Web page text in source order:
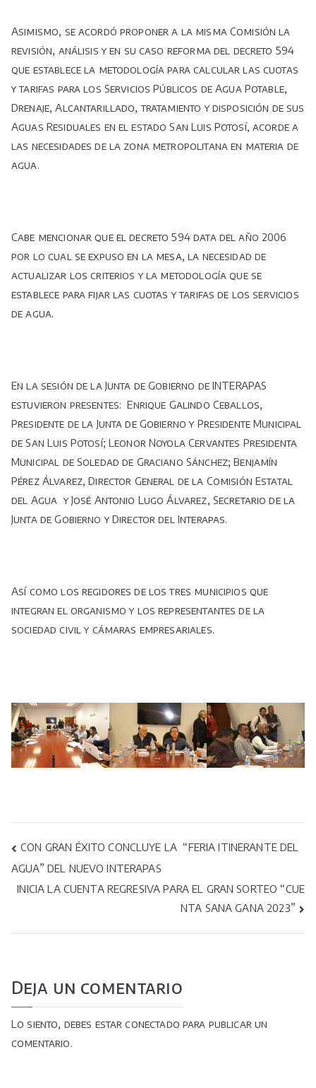
Asimismo, se acordó proponer a la misma Comisión la
revisión, análisis y en su caso reforma del decreto 594
que establece la metodología para calcular las cuotas
y tarifas para los Servicios Públicos de Agua Potable,
Drenaje, Alcantarillado, tratamiento y disposición de sus
Aguas Residuales en el estado San Luis Potosí, acorde a
las necesidades de la zona metropolitana en materia de
agua.
Cabe mencionar que el decreto 594 data del año 2006
por lo cual se expuso en la mesa, la necesidad de
actualizar los criterios y la metodología que se
establece para fijar las cuotas y tarifas de los servicios
de agua.
En la sesión de la Junta de Gobierno de INTERAPAS
estuvieron presentes: Enrique Galindo Ceballos,
Presidente de la Junta de Gobierno y Presidente Municipal
de San Luis Potosí; Leonor Noyola Cervantes Presidenta
Municipal de Soledad de Graciano Sánchez; Benjamín
Pérez Álvarez, Director General de la Comisión Estatal
del Agua y José Antonio Lugo Álvarez, Secretario de la
Junta de Gobierno y Director del Interapas.
Así como los regidores de los tres municipios que
integran el organismo y los representantes de la
sociedad civil y cámaras empresariales.
Navegación
de
CON GRAN ÉXITO CONCLUYE LA “FERIA ITINERANTE DEL
AGUA” DEL NUEVO INTERAPAS
INICIA LA CUENTA REGRESIVA PARA EL GRAN SORTEO “CUE
NTA SANA GANA 2023”
Deja un comentario
Lo siento, debes estarconectado para publicar un
comentario.